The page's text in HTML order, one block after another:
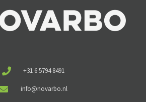
+31 6 5794 8491
info@novarbo.nl